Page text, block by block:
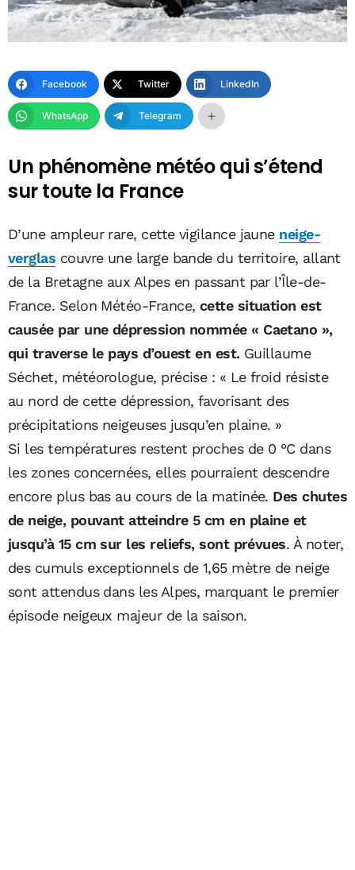
Facebook Twitter LinkedIn
WhatsApp Telegram
Un phénomène météo qui s’étend
sur toute la France
D’une ampleur rare, cette vigilance jaune neige-
verglas couvre une large bande du territoire, allant
de la Bretagne aux Alpes en passant par l’Île-de-
France. Selon Météo-France, cette situation est
causée par une dépression nommée « Caetano »,
qui traverse le pays d’ouest en est. Guillaume
Séchet, météorologue, précise : « Le froid résiste
au nord de cette dépression, favorisant des
précipitations neigeuses jusqu’en plaine. »
Si les températures restent proches de 0 °C dans
les zones concernées, elles pourraient descendre
encore plus bas au cours de la matinée. Des chutes
de neige, pouvant atteindre 5 cm en plaine et
jusqu’à 15 cm sur les reliefs, sont prévues. À noter,
des cumuls exceptionnels de 1,65 mètre de neige
sont attendus dans les Alpes, marquant le premier
épisode neigeux majeur de la saison.